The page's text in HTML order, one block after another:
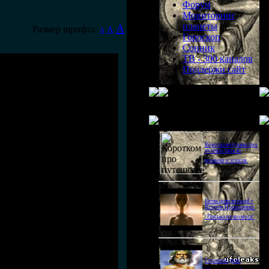
Размер шрифта: A A A
Форум
Мониторинг
планеты
Гороскоп
Сонник
ТВ - 300 каналов
Поддержи сайт
Короткометражка про
путешествия во
времени и эгоизм.
Битва цивилизаций с
Игорем Прокопенко.
"Письма из космоса"
Странное дело.